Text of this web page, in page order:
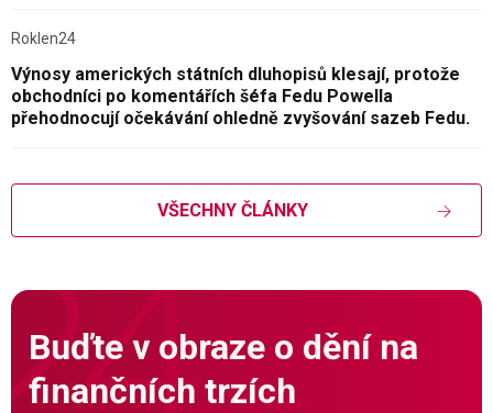
Roklen24
Výnosy amerických státních dluhopisů klesají, protože
obchodníci po komentářích šéfa Fedu Powella
přehodnocují očekávání ohledně zvyšování sazeb Fedu.
VŠECHNY ČLÁNKY
Buďte v obraze o dění na
finančních trzích